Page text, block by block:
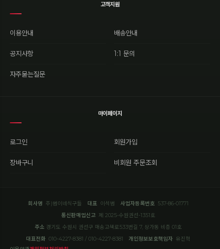
고객지원
이용안내 배송안내
공지사항 1:1 문의
자주묻는질문
마이페이지
로그인 회원가입
장바구니 비회원 주문조회
회사명 주)범이네식구들 대표 이석범 사업자등록번호 537-86-01771
통신판매업신고 제 2025-수원권선-1351호
주소 경기도 수원시 권선구 매송고색로533번길 7, 상가동 비층 01호
대표전화 010-4227-8381 / 010-4227-8381 개인정보보호책임자 유진혁